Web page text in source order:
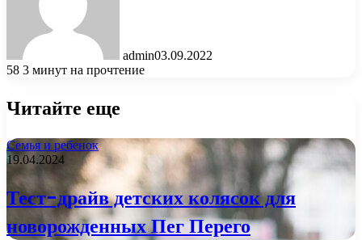
admin03.09.2022
58 3 минут на прочтение
Читайте еще
Семья и ребенок
19.04.2024
Тест-драйв детских колясок для
новорожденных Пег Перего